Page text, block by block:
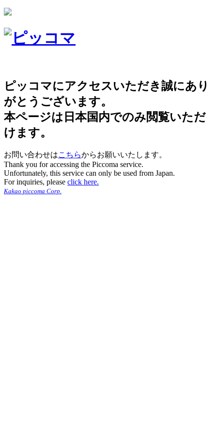
ピッコマにアクセスいただき誠にあり
がとうございます。
本ページは日本国内でのみ閲覧いただ
けます。
お問い合わせはこちらからお願いいたします。
Thank you for accessing the Piccoma service.
Unfortunately, this service can only be used from Japan.
For inquiries, please click here.
Kakao piccoma Corp.